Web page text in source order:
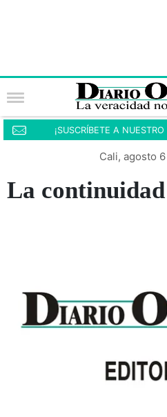
¡SUSCRÍBETE A
Cali, agosto
La continuidad